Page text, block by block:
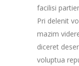
facilisi
Pri delenit
mazim
diceret
voluptua